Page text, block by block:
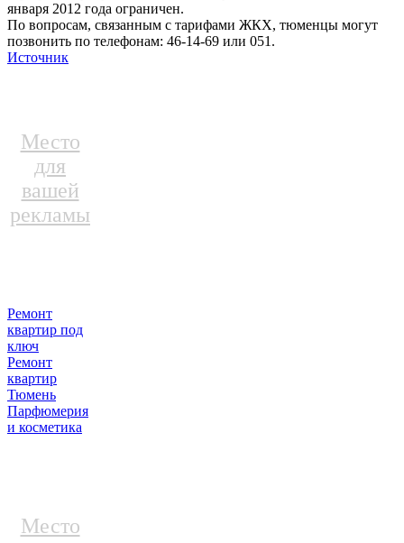
января 2012 года ограничен.
По вопросам, связанным с тарифами ЖКХ, тюменцы могут
позвонить по телефонам: 46-14-69 или 051.
Источник
Место
для
вашей
рекламы
Ремонт
квартир под
ключ
Ремонт
квартир
Тюмень
Парфюмерия
и косметика
Место